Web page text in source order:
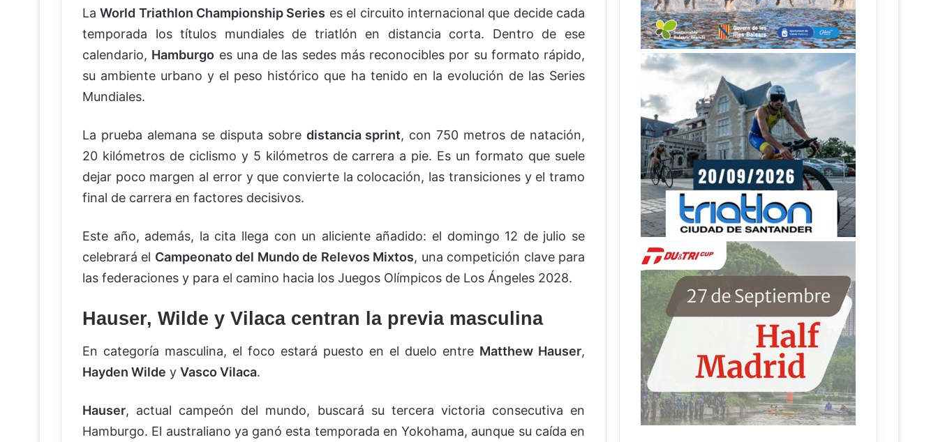
LaWorld Triathlon Championship Series es el circuito internacional que decide cada
temporada los títulos mundiales de triatlón en distancia corta. Dentro de ese
calendario, Hamburgo es una de las sedes más reconocibles por su formato rápido,
su ambiente urbano y el peso histórico que ha tenido en la evolución de las Series
Mundiales.
La prueba alemana se disputa sobre distancia sprint, con 750 metros de natación,
20 kilómetros de ciclismo y 5 kilómetros de carrera a pie. Es un formato que suele
dejar poco margen al error y que convierte la colocación, las transiciones y el tramo
final de carrera en factores decisivos.
Este año, además, la cita llega con un aliciente añadido: el domingo 12 de julio se
celebrará el Campeonato del Mundo de Relevos Mixtos, una competición clave para
las federaciones y para el camino hacia los Juegos Olímpicos de Los Ángeles 2028.
Hauser, Wilde y Vilaca centran la previa masculina
En categoría masculina, el foco estará puesto en el duelo entre Matthew Hauser,
Hayden Wilde y Vasco Vilaca.
Hauser, actual campeón del mundo, buscará su tercera victoria consecutiva en
Hamburgo. El australiano ya ganó esta temporada en Yokohama, aunque su caída en